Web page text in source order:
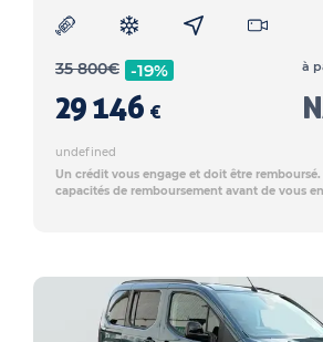
35 800€ -19%
29 146 €
à
undefined
Un crédit vous engage et doit être remboursé.
capacités de remboursement avant de vous